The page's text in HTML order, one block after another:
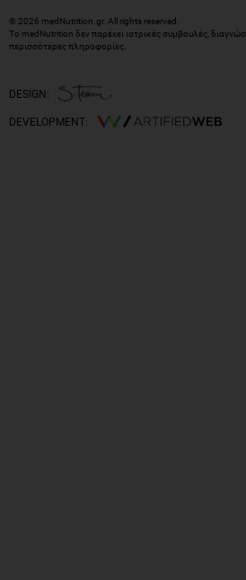
© 2026 medNutrition.gr. All rights reserved.
Το medNutrition δεν παρέχει ιατρικές συμβουλές,
περισσότερες πληροφορίες
DESIGN:
DEVELOPMENT: